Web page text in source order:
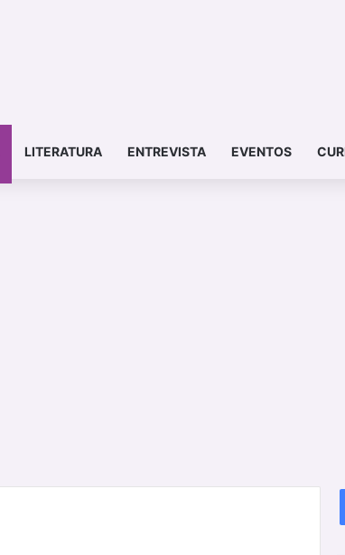
LITERATURA ENTREVISTA EVENTOS